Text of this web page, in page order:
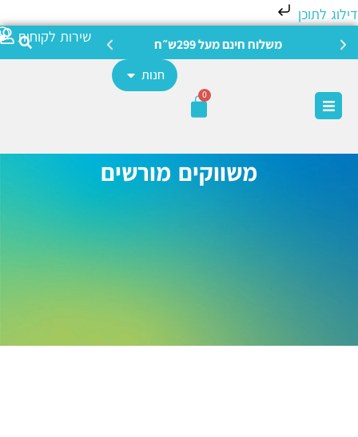
לתוכן
שירות לקוחות
משלוח חינם מעל 299ש״ח צריכה
חנות
משווקים מורשים